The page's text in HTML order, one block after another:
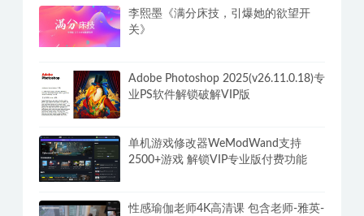
李熙墨《满分床技，引爆她的欲望开
关》
Adobe Photoshop 2025(v26.11.0.18)专
业PS软件解锁破解VIP版
单机游戏修改器WeModWand支持
2500+游戏 解锁VIP专业版付费功能
性感瑜伽老师4K高清课 包含老师-雅英-